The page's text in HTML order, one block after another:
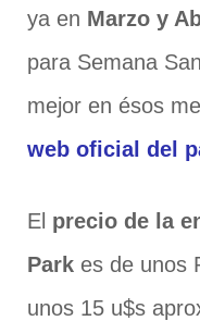
ya en Marzo y
para Semana
mejor en ésos
web oficial del
El precio de la
Park es de unos
unos 15 u$s